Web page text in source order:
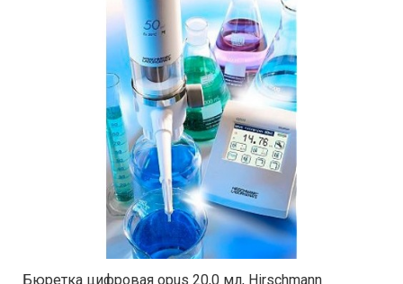
Бюретка цифровая opus 20,0 мл, Hirschmann